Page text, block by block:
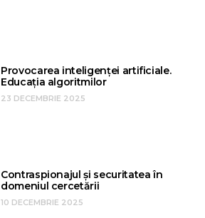
Provocarea inteligenței artificiale.
Educația algoritmilor
23 DECEMBRIE 2025
Contraspionajul și securitatea în
domeniul cercetării
10 DECEMBRIE 2025